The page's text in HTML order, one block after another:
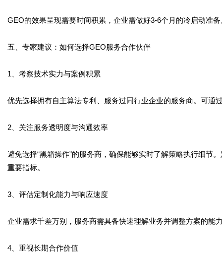
GEO的效果呈现需要时间积累，企业需做好3-6个月的冷启动准
五、专家建议：如何选择GEO服务合作伙伴
1、考察技术实力与案例积累
优先选择拥有自主算法专利、服务过同行业企业的服务商。可通
2、关注服务透明度与沟通效率
避免选择“黑箱操作”的服务商，确保能够实时了解策略执行细节
重要指标。
3、评估定制化能力与响应速度
企业需求千差万别，服务商需具备快速理解业务并调整方案的能
4、重视长期合作价值